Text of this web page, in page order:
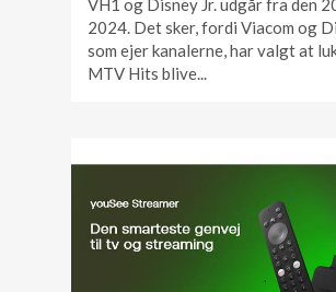
VH1 og Disney Jr. udgår fra den
2024. Det sker, fordi Viacom og
som ejer kanalerne, har valgt at
MTV Hits blive...